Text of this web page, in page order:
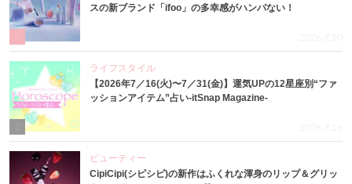
スの新ブランド「ifoo」の多幸感がハンパない！
2026.7.10
ライフスタイル
【2026年7／16(火)〜7／31(金)】運気UPの12星座別“ファ
ッションアイテム”占い-itSnap Magazine-
2026.7.16
ビューティー
CipiCipi(シピシピ)の新作はふくれな渾身のリップ＆グリッ